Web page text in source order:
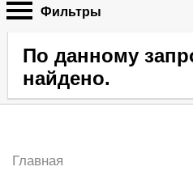
Фильтры
По данному
найдено.
Главная